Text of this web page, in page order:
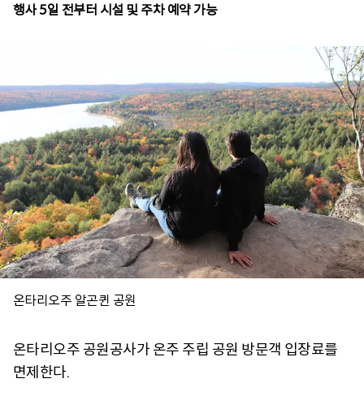
행사 5일 전부터 시설 및 주차 예약 가능
온타리오주 알곤퀸 공원
온타리오주 공원공사가 온주 주립 공원 방문객 입장료를
면제한다.